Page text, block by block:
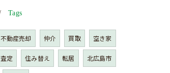
Tags
不動産売却 仲介 買取 空き家
査定 住み替え 転居 北広島市